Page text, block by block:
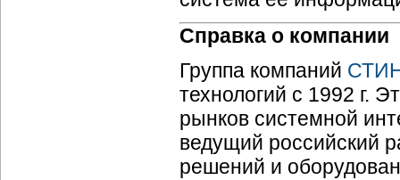
Справка о компании
Группа компаний
технологий с 1992 г.
рынков системной
ведущий российский
решений и